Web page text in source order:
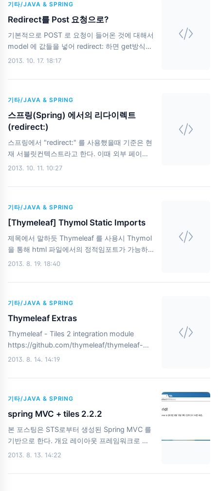
3.1.4.RELEASE Spring security 의 upgrade 버
전에서는 해결하였다고 한다. 하지만 release 버
3.2.5.RELEASESpring security version :
3.2.0.RC2 참고 )
http://stackoverflow.com/questions/19107..
기타/JAVA & SPRING
Redirect를 Post 요청으로?
기본적으로 POST 로 요청이 들어온 것에 대해서
model 에 값들을 넣어 redirect: 하면 get방식으
로 요청하고 파라메터들이 쭈루룩 붙어서 요청이
메터를 제거하는 방법이 바로 아래의 코드를 이
RedirectView("/view.do");rv.setExposeModelAttributes(false);
허나 이것이 아니라 POST 로 요청을 하고 싶은
경우에 RedirectAttributes , FlashMap 등을 이
나중에 좀 더 길게 해보자. 참고
http://kst.codns.com/crooner/?
p=43http://redtrain.tist..
2013. 10. 17. 18:17
기타/JAVA & SPRING
스프링(Spring) 에서의 리다이렉트
(redirect:)
스프링에서 "redirect:" 를 사용했을때 기준은 현
재 서블릿컨텍스트라고 한다. 이때 외부 페이지
나 서블릿컨텍스트가 다른 경우에는 절대 URL
지로 이동하는 것을 확인할 수 있겠다. public
getURLWithContextPath(HttpServletRequest
request) { return request.getScheme() + "://"
request.getServerPort() +
request.getContextPath();} 참
고)http://docs.spring.io/spring/docs/current/spring-
2013. 10. 11. 10:27
기타/JAVA & SPRING
[Thymeleaf] Thymol Static Imports
제목에서 말하듯 Thymeleaf 를 사용시 Thymol
을 통해 html 파일에서의 정적임포트가 가능하
다. Thymeleaf 를 이용하여 include 한 파일을
체하는 형태로 동작하는데 크롬에서는 다음과 같
28.0.1500.95 m) Failed to load resource:
Origin null is not allowed by Access-Control-
file:///C:/dev/workspace/proj1/src/main/webapp/WEB-
INF/views/common/menu.html 이때 해당 사
이트에서 제시한 아래의 방법을 적용하면 정적인
2013. 8. 19. 18:40
기타/JAVA & SPRING
Thymeleaf Extras
Thymeleaf - Tiles 2 integration module
https://github.com/thymeleaf/thymeleaf-
extras-tiles2 Thymeleaf - Module for
https://github.com/thymeleaf/thymeleaf-
2013. 8. 14. 14:19
기타/JAVA & SPRING
spring MVC + tiles 2.2.2
본 포스팅은 STS로부터 생성된 Spring MVC 를
기반으로 한다. 개요 레이아웃 프레임워크로 많
이 사용하는 tiles 를 spring MVC 와 연동하는
일에 tiles 설정과 관련한 라이브러리를 선언한
2013. 8. 13. 14:22